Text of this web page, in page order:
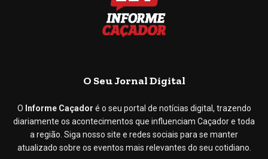
O Seu Jornal Digital
O Informe Caçador é o seu portal de notícias digital, trazendo
diariamente os acontecimentos que influenciam Caçador e toda
a região. Siga nosso site e redes sociais para se manter
atualizado sobre os eventos mais relevantes do seu cotidiano.